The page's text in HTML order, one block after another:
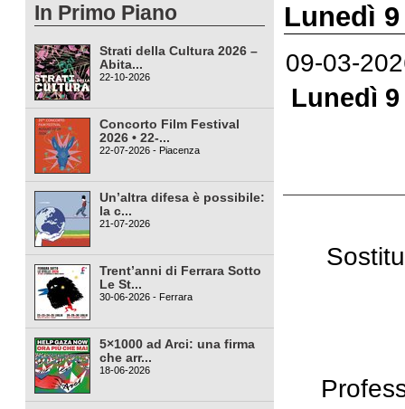
In Primo Piano
Strati della Cultura 2026 –
Abita...
22-10-2026
Concorto Film Festival
2026 • 22-...
22-07-2026 - Piacenza
Un’altra difesa è possibile:
la c...
21-07-2026
Trent’anni di Ferrara Sotto
Le St...
30-06-2026 - Ferrara
5×1000 ad Arci: una firma
che arr...
18-06-2026
Lunedì
09-03-
Lunedì